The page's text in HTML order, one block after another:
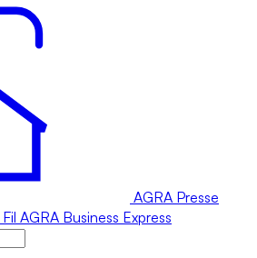
AGRA Presse
Fil AGRA Business Express